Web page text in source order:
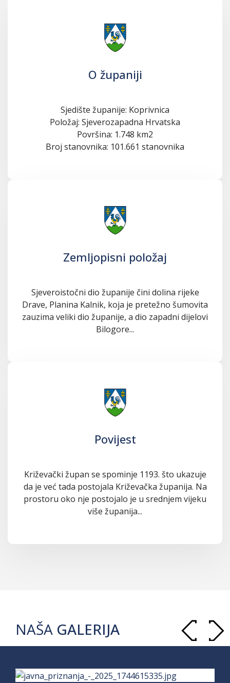
O županiji
Sjedište županije: Koprivnica
Položaj: Sjeverozapadna Hrvatska
Površina: 1.748 km2
Broj stanovnika: 101.661 stanovnika
Zemljopisni položaj
Sjeveroistočni dio županije čini dolina rijeke
Drave, Planina Kalnik, koja je pretežno šumovita
zauzima veliki dio županije, a dio zapadni dijelovi
Bilogore...
Povijest
Križevački župan se spominje 1193. što ukazuje
da je već tada postojala Križevačka županija. Na
prostoru oko nje postojalo je u srednjem vijeku
više županija...
NAŠA GALERIJA